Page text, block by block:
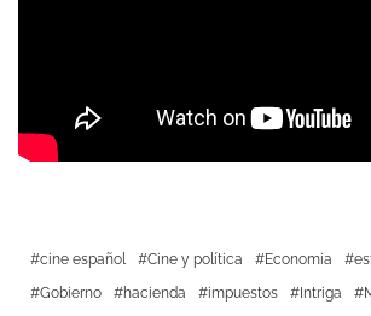
cine español Cine y política Economia
Gobierno
hacienda impuestos Intriga